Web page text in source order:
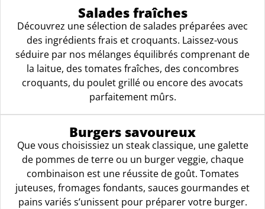
Salades fraîches
Découvrez une sélection de salades préparées avec
des ingrédients frais et croquants. Laissez-vous
séduire par nos mélanges équilibrés comprenant de
la laitue, des tomates fraîches, des concombres
croquants, du poulet grillé ou encore des avocats
parfaitement mûrs.
Burgers savoureux
Que vous choisissiez un steak classique, une galette
de pommes de terre ou un burger veggie, chaque
combinaison est une réussite de goût. Tomates
juteuses, fromages fondants, sauces gourmandes et
pains variés s’unissent pour préparer votre burger.